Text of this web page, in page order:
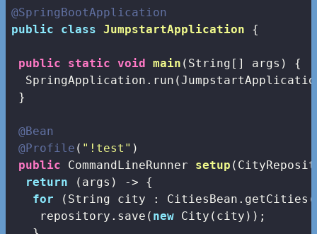
@SpringBootApplication
public
class JumpstartApplication {
public static void main (String[] args)
{
}
@Bean
@Profile ( "!test" )
public CommandLineRunner setup
return (args) -> {
for (String city :
    repository.save(
new City(city));